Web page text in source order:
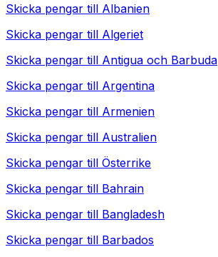
Skicka pengar till Albanien
Skicka pengar till Algeriet
Skicka pengar till Antigua och Barbuda
Skicka pengar till Argentina
Skicka pengar till Armenien
Skicka pengar till Australien
Skicka pengar till Österrike
Skicka pengar till Bahrain
Skicka pengar till Bangladesh
Skicka pengar till Barbados